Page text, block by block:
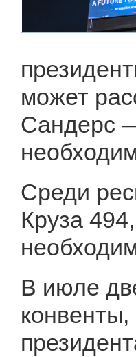
может
Сандерс
Среди
Круза
В июле